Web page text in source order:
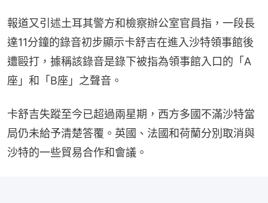
報道又引述土耳其警方和檢察辦公室官員指，一段長
達11分鐘的錄音初步顯示卡舒吉在進入沙特領事館後
遭毆打，據稱該錄音是錄下被指為領事館入口的「A
座」和「B座」之聲音。
卡舒吉失蹤至今已超過兩星期，西方多國不滿沙特當
局仍未給予清楚答覆。英國、法國和荷蘭分別取消與
沙特的一些貿易合作和會議。